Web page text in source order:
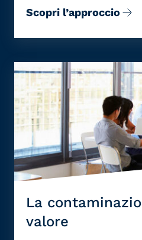
Scopri l’approccio
La
valore